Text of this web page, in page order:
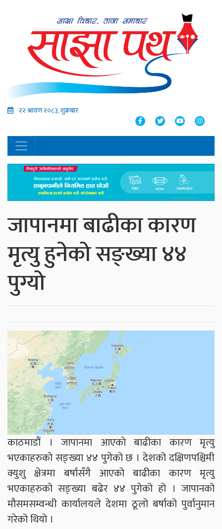
२२ श्रावण २०८३, शुक्रबार
जापानमा बाढीका कारण
मृत्यु हुनेको सङ्ख्या ४४
पुग्यो
काठमाडौं । जापानमा आएको बाढीका कारण मृत्यु
भएकाहरुको सङ्ख्या ४४ पुगेको छ । देशको दक्षिणपश्चिमी
क्युशु क्षेत्रमा बर्षासँगै आएको बाढीका कारण मृत्यु
भएकाहरुको सङ्ख्या बढेर ४४ पुगेको हो । जापानको
मौसमसम्वन्धी कार्यालयले देशमा ठूलो बर्षाको पुर्वानुमान
गरेको थियो ।